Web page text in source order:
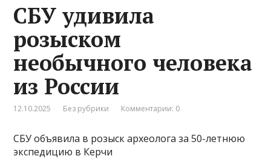
СБУ удивила
розыском
необычного человека
из России
12.10.2025 Без рубрики Комментарии: 0
СБУ объявила в розыск археолога за 50-летнюю
экспедицию в Керчи